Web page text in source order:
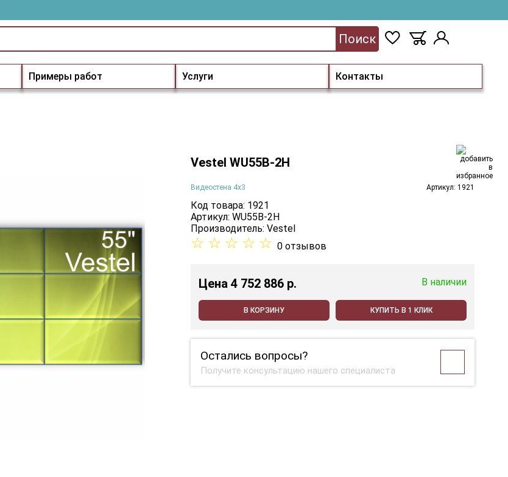
Примеры работ Услуги Контакты
Поиск
Vestel WU55B-2H
Видеостена 4х3 Артикул: 1921
Код товара: 1921
Артикул: WU55B-2H
Производитель:Vestel
☆ ☆ ☆ ☆ ☆ 0 отзывов
Цена4 752 886 p. В наличии
В КОРЗИНУ КУПИТЬ В 1 КЛИК
Остались вопросы?
Получите консультацию нашего специалиста